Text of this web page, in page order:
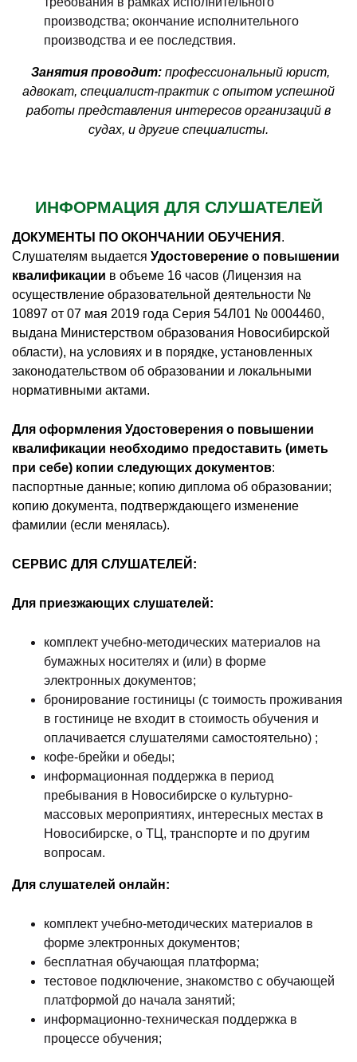
производства; окончание исполнительного
производства и ее последствия.
Занятия проводит: профессиональный юрист,
адвокат, специалист-практик с опытом успешной
работы представления интересов организаций в
судах, и другие специалисты.
ИНФОРМАЦИЯ ДЛЯ СЛУШАТЕЛЕЙ
ДОКУМЕНТЫ ПО ОКОНЧАНИИ ОБУЧЕНИЯ .
Слушателям выдается Удостоверение о повышении
квалификации в объеме 16 часов (Лицензия на
осуществление образовательной деятельности №
10897 от 07 мая 2019 года Серия 54Л01 № 0004460,
выдана Министерством образования Новосибирской
области), на условиях и в порядке, установленных
законодательством об образовании и локальными
нормативными актами.
Для оформления Удостоверения о повышении
квалификации необходимо предоставить (иметь
при себе) копии следующих документов:
паспортные данные; копию диплома об образовании;
копию документа, подтверждающего изменение
фамилии (если менялась).
СЕРВИС ДЛЯ СЛУШАТЕЛЕЙ:
Для приезжающих слушателей:
комплект учебно-методических материалов на
бумажных носителях и (или) в форме
электронных документов;
бронирование гостиницы (с тоимость проживания
в гостинице не входит в стоимость обучения и
оплачивается слушателями самостоятельно) ;
кофе-брейки и обеды;
информационная поддержка в период
пребывания в Новосибирске о культурно-
массовых мероприятиях, интересных местах в
Новосибирске, о ТЦ, транспорте и по другим
вопросам.
Для слушателей онлайн:
комплект учебно-методических материалов в
форме электронных документов;
бесплатная обучающая платформа;
тестовое подключение, знакомство с обучающей
платформой до начала занятий;
информационно-техническая поддержка в
процессе обучения;